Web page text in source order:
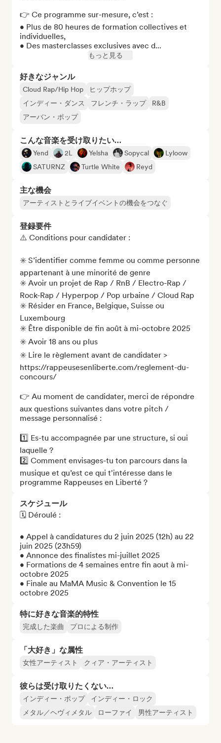
👉 Ce programme sur-mesure, c’est :
• Plus de 80 heures de formation collectives et
individuelles,
• Des masterclasses exclusives avec d...
もっと見る
好きなジャンル
Cloud Rap/Hip Hop
ヒップホップ
インディー・ダンス
フレンチ・ラップ
R&B
アーバン・ポップ
こんな音楽を受け取りたい…
Yend 2L Yelsha Sopycal
Lyloow
SATURNZ
Turtle White Reyd
主な機会
アーティストとライブイベントの機会をつなぐ
登録要件
⚠️ Conditions pour candidater :
✳️ S’identifier comme femme ou comme personne
appartenant à une minorité de genre
✳️ Avoir un projet de Rap / RnB / Electro-Rap /
Rock-Rap / Hyperpop / Pop urbaine / Cloud Rap
✳️ Résider en France, Belgique, Suisse ou
Luxembourg
✳️ Être disponible de fin août à mi-octobre 2025
✳️ Avoir 18 ans ou plus
✳️ Lire le règlement avant de candidater >
https://rappeusesenliberte.com/reglement-du-
concours/
👉 Au moment de candidater, merci de répondre
aux questions suivantes dans votre pitch /
message personnalisé :
1️⃣ Es-tu accompagnée par une structure, si oui
laquelle ?
2️⃣ Comment envisages-tu ton parcours dans la
musique et qu’est ce qui t'intéresse dans le
programme Rappeuses en Liberté ?
スケジュール
🗓️ Déroulé :
• Appel à candidatures du 2 juin 2025 (12h) au 22
juin 2025 (23h59)
• Annonce des finalistes mi-juillet 2025
• Formations de 4 semaines entre fin aout à mi-
octobre 2025
• Finale au MaMA Music & Convention le 15
octobre 2025
特に好きな音楽的特性
完成した楽曲 プロによる制作
「大好き」な属性
女性アーティスト クィア・アーティスト
彼らは受け取りたくない…
インディー・ポップ
インディー・ロック
メタル／ヘヴィメタル
ローファイ 男性アーティスト